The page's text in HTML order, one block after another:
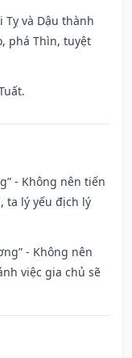
Tỵ và Dậu thành
phá Thìn, tuyệt
- Không nên tiến
ta lý yếu địch lý
- Không nên
việc gia chủ sẽ